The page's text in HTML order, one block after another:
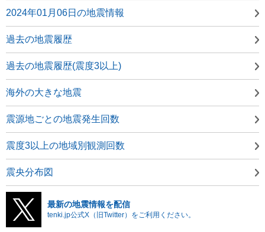
2024年01月06日の地震情報
過去の地震履歴
過去の地震履歴(震度3以上)
海外の大きな地震
震源地ごとの地震発生回数
震度3以上の地域別観測回数
震央分布図
最新の地震情報を配信
tenki.jp公式X（旧Twitter）をご利用ください。